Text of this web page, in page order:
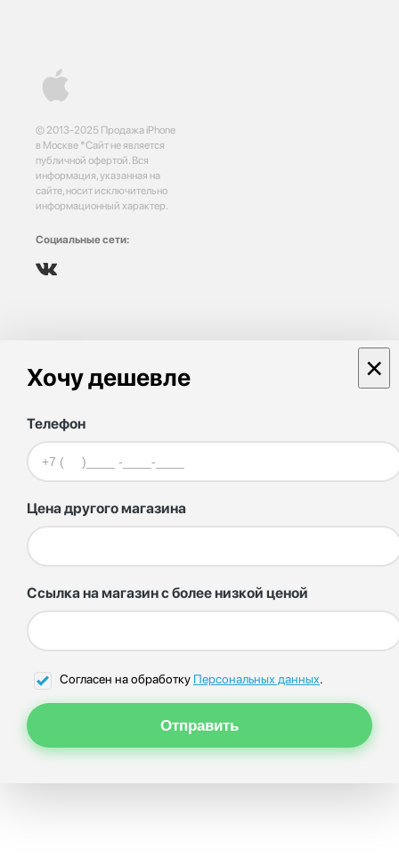
© 2013-2025 Продажа iPhone
в Москве *Сайт не является
публичной офертой. Вся
информация, указанная на
сайте, носит исключительно
информационный характер.
Социальные сети:
Хочу дешевле ×
Телефон
Цена другого магазина
Ссылка на магазин с более низкой ценой
Согласен на обработку Персональных данных.
Отправить